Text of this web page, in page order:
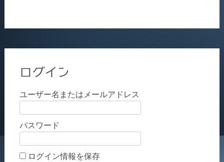
ログイン
ユーザー名またはメールアドレス
パスワード
ログイン情報を保存